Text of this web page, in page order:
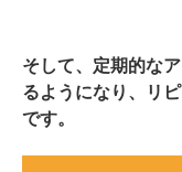
そして、定期的な
るようになり、リ
です。